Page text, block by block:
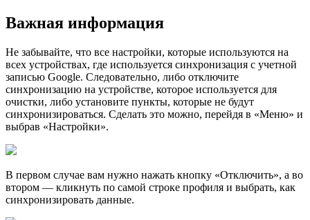
Важная информация
Не забывайте, что все настройки, которые используются на
всех устройствах, где используется синхронизация с учетной
записью Google. Следовательно, либо отключите
синхронизацию на устройстве, которое используется для
очистки, либо установите пункты, которые не будут
синхронизироваться. Сделать это можно, перейдя в «Меню» и
выбрав «Настройки».
В первом случае вам нужно нажать кнопку «Отключить», а во
втором — кликнуть по самой строке профиля и выбрать, как
синхронизировать данные.